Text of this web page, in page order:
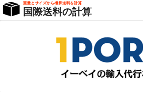
重量とサイズから概算送料を計算
国際送料の計算